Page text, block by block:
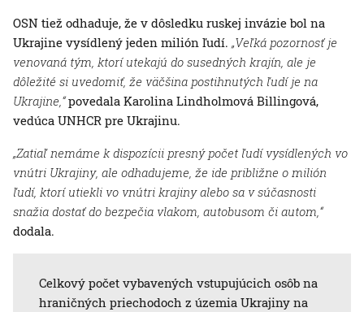
OSN tiež odhaduje, že v dôsledku ruskej invázie bol na
Ukrajine vysídlený jeden milión ľudí. „Veľká pozornosť je
venovaná tým, ktorí utekajú do susedných krajín, ale je
dôležité si uvedomiť, že väčšina postihnutých ľudí je na
Ukrajine,“povedala Karolina Lindholmová Billingová,
vedúca UNHCR pre Ukrajinu.
„Zatiaľ nemáme k dispozícii presný počet ľudí vysídlených vo
vnútri Ukrajiny, ale odhadujeme, že ide približne o milión
ľudí, ktorí utiekli vo vnútri krajiny alebo sa v súčasnosti
snažia dostať do bezpečia vlakom, autobusom či autom,“
dodala.
Celkový počet vybavených vstupujúcich osôb na
hraničných priechodoch z územia Ukrajiny na